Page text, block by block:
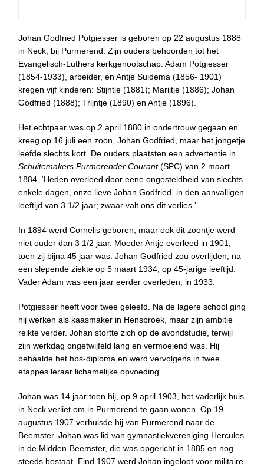
Johan Godfried Potgiesser is geboren op 22 augustus 1888
in Neck, bij Purmerend. Zijn ouders behoorden tot het
Evangelisch-Luthers kerkgenootschap. Adam Potgiesser
(1854-1933), arbeider, en Antje Suidema (1856- 1901)
kregen vijf kinderen: Stijntje (1881); Marijtje (1886); Johan
Godfried (1888); Trijntje (1890) en Antje (1896).
Het echtpaar was op 2 april 1880 in ondertrouw gegaan en
kreeg op 16 juli een zoon, Johan Godfried, maar het jongetje
leefde slechts kort. De ouders plaatsten een advertentie in
Schuitemakers Purmerender Courant(SPC) van 2 maart
1884. ‘Heden overleed door eene ongesteldheid van slechts
enkele dagen, onze lieve Johan Godfried, in den aanvalligen
leeftijd van 3 1/2 jaar; zwaar valt ons dit verlies.’
In 1894 werd Cornelis geboren, maar ook dit zoontje werd
niet ouder dan 3 1/2 jaar. Moeder Antje overleed in 1901,
toen zij bijna 45 jaar was. Johan Godfried zou overlijden, na
een slepende ziekte op 5 maart 1934, op 45-jarige leeftijd.
Vader Adam was een jaar eerder overleden, in 1933.
Potgiesser heeft voor twee geleefd. Na de lagere school ging
hij werken als kaasmaker in Hensbroek, maar zijn ambitie
reikte verder. Johan stortte zich op de avondstudie, terwijl
zijn werkdag ongetwijfeld lang en vermoeiend was. Hij
behaalde het hbs-diploma en werd vervolgens in twee
etappes leraar lichamelijke opvoeding.
Johan was 14 jaar toen hij, op 9 april 1903, het vaderlijk huis
in Neck verliet om in Purmerend te gaan wonen. Op 19
augustus 1907 verhuisde hij van Purmerend naar de
Beemster. Johan was lid van gymnastiekvereniging Hercules
in de Midden-Beemster, die was opgericht in 1885 en nog
steeds bestaat. Eind 1907 werd Johan ingeloot voor militaire